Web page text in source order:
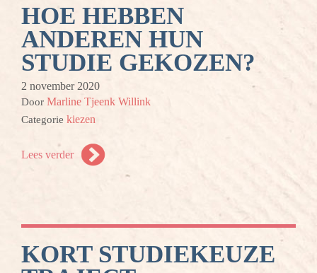
HOE HEBBEN
ANDEREN HUN
STUDIE GEKOZEN?
2 november 2020
Door Marline Tjeenk Willink
Categorie kiezen
Lees verder
KORT STUDIEKEUZE